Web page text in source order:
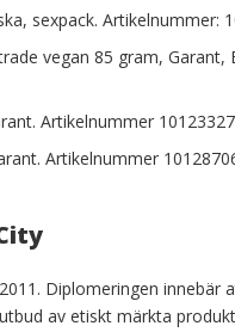
sexpack. Artikelnummer:
vegan 85 gram, Garant,
Artikelnummer
Artikelnummer
Diplomeringen
av etiskt märkta